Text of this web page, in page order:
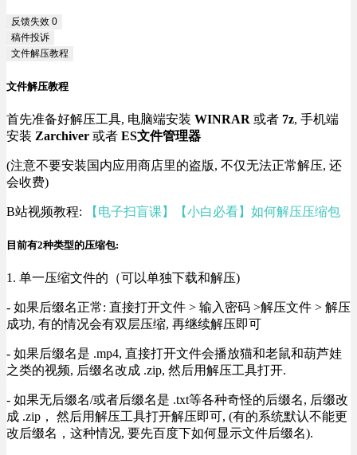
反馈失效 0
稿件投诉
文件解压教程
文件解压教程
首先准备好解压工具, 电脑端安装 WINRAR 或者 7z, 手机端
安装 Zarchiver 或者 ES文件管理器
(注意不要安装国内应用商店里的盗版, 不仅无法正常解压, 还
会收费)
B站视频教程: 【电子扫盲课】【小白必看】如何解压压缩包
目前有2种类型的压缩包:
1. 单一压缩文件的（可以单独下载和解压)
- 如果后缀名正常: 直接打开文件 > 输入密码 >解压文件 > 解压
成功, 有的情况会有双层压缩, 再继续解压即可
- 如果后缀名是 .mp4, 直接打开文件会播放猫和老鼠和葫芦娃
之类的视频, 后缀名改成 .zip, 然后用解压工具打开.
- 如果无后缀名/或者后缀名是 .txt等各种奇怪的后缀名, 后缀改
成 .zip， 然后用解压工具打开解压即可, (有的系统默认不能更
改后缀名，这种情况, 要先百度下如何显示文件后缀名).